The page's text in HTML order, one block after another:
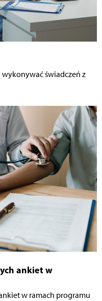
wykonywać świadczeń z
ankiet w
w ramach programu